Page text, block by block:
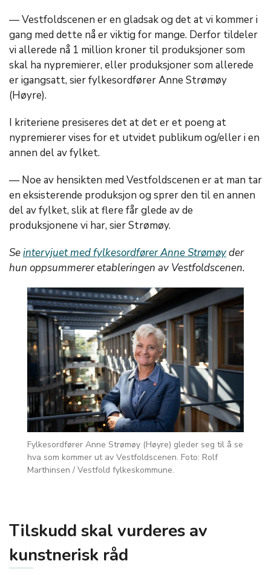
— Vestfoldscenen er en gladsak og det at vi kommer i
gang med dette nå er viktig for mange. Derfor tildeler
vi allerede nå 1 million kroner til produksjoner som
skal ha nypremierer, eller produksjoner som allerede
er igangsatt, sier fylkesordfører Anne Strømøy
(Høyre).
I kriteriene presiseres det at det er et poeng at
nypremierer vises for et utvidet publikum og/eller i en
annen del av fylket.
— Noe av hensikten med Vestfoldscenen er at man tar
en eksisterende produksjon og sprer den til en annen
del av fylket, slik at flere får glede av de
produksjonene vi har, sier Strømøy.
Seintervjuet med fylkesordfører Anne Strømøyder
hun oppsummerer etableringen av Vestfoldscenen.
Fylkesordfører Anne Strømøy (Høyre) gleder seg til å se
hva som kommer ut av Vestfoldscenen. Foto: Rolf
Marthinsen / Vestfold fylkeskommune.
Tilskudd skal vurderes av
kunstnerisk råd